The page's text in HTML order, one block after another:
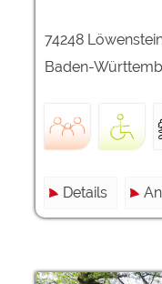
74248
Baden-
Details